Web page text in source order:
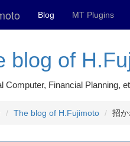
Blog MT Plugins
blog of
Computer, Financial Planning,
The blog of H.Fujimoto 招